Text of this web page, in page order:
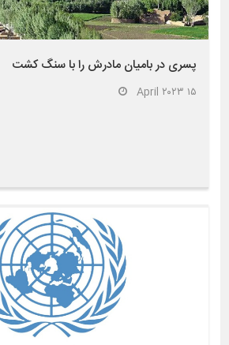
پسری در بامیان مادرش را با سنگ کشت
۱۵ April ۲۰۲۳